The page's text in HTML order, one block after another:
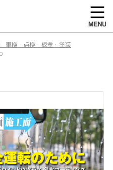
車検・点検・板金・塗装